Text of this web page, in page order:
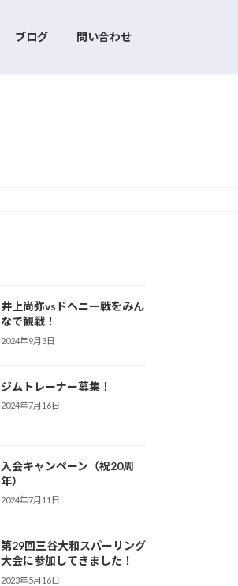
ブログ 問い合わせ
井上尚弥vsドヘニー戦をみん
なで観戦！
2024年9月3日
ジムトレーナー募集！
2024年7月16日
入会キャンペーン（祝20周
年）
2024年7月11日
第29回三谷大和スパーリング
大会に参加してきました！
2023年5月16日